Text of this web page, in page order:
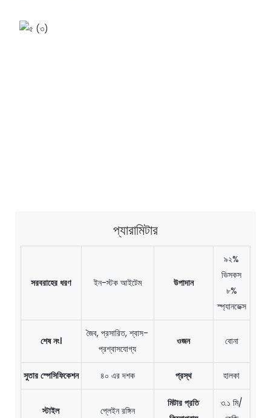
প্যারামিটার
সরবরাহের ধরণ ইন-স্টক আইটেম উপাদান
৯২%
ভিসকস
৮%
স্প্যানডেক্স
শেষ নং।
জৈব, প্রসারিত, শ্বাস-
প্রশ্বাসযোগ্য
ওজন বোনা
সুতার স্পেসিফিকেশন ৪০ এর দশক প্রস্থ হালকা
স্টাইল প্লেইন রঙ্গিন
মিটার প্রতি
৩.১ মি/